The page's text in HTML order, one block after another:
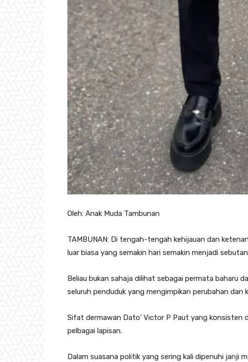
Oleh: Anak Muda Tambunan
TAMBUNAN: Di tengah-tengah kehijauan dan
luar biasa yang semakin hari semakin menjadi
Beliau bukan sahaja dilihat sebagai permata baharu
seluruh penduduk yang mengimpikan perubahan dan
Sifat dermawan Dato’ Victor P Paut yang konsisten
pelbagai lapisan.
Dalam suasana politik yang sering kali dipenuhi janji